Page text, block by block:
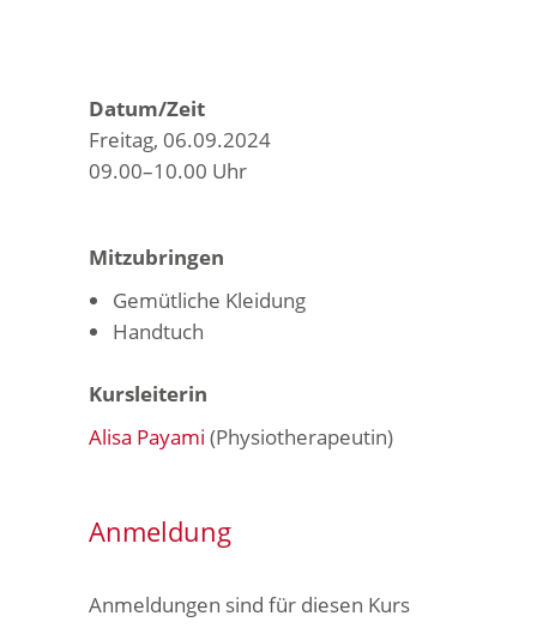
Datum/Zeit
Freitag, 06.09.2024
09.00–10.00 Uhr
Mitzubringen
Gemütliche Kleidung
Handtuch
Kursleiterin
Alisa Payami (Physiotherapeutin)
Anmeldung
Anmeldungen sind für diesen Kurs